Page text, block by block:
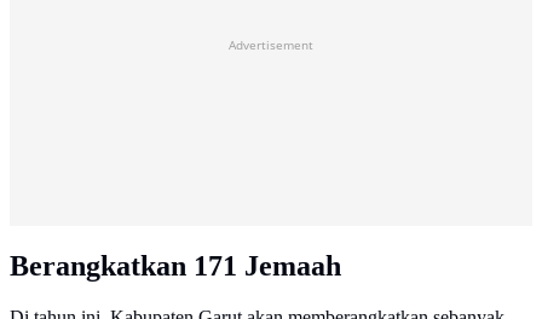
Advertisement
Berangkatkan 171 Jemaah